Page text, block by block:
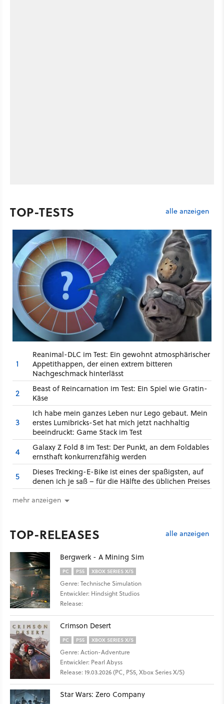
TOP-TESTS alle anzeigen
1
Reanimal-DLC im Test: Ein gewohnt atmosphärischer
Appetithappen, der einen extrem bitteren
Nachgeschmack hinterlässt
2
Beast of Reincarnation im Test: Ein Spiel wie Gratin-
Käse
3
Ich habe mein ganzes Leben nur Lego gebaut. Mein
erstes Lumibricks-Set hat mich jetzt nachhaltig
beeindruckt: Game Stack im Test
4
Galaxy Z Fold 8 im Test: Der Punkt, an dem Foldables
ernsthaft konkurrenzfähig werden
5
Dieses Trecking-E-Bike ist eines der spaßigsten, auf
denen ich je saß – für die Hälfte des üblichen Preises
mehr anzeigen
TOP-RELEASES alle anzeigen
Bergwerk - A Mining Sim
PC PS5 XBOX SERIES X/S
Genre: Technische Simulation
Entwickler: Hindsight Studios
Release:
Crimson Desert
PC PS5 XBOX SERIES X/S
Genre: Action-Adventure
Entwickler: Pearl Abyss
Release: 19.03.2026 (PC, PS5, Xbox Series X/S)
Star Wars: Zero Company